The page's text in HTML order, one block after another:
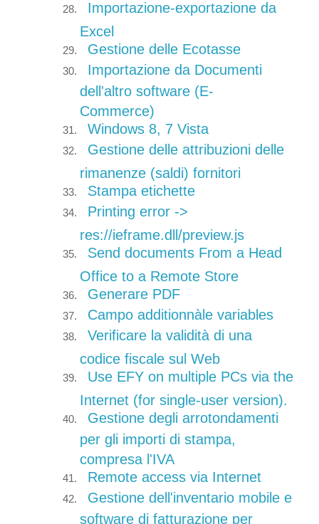
Importazione-exportazione da
Excel
Gestione delle Ecotasse
Importazione da Documenti
dell'altro software (E-
Commerce)
Windows 8, 7 Vista
Gestione delle attribuzioni delle
rimanenze (saldi) fornitori
Stampa etichette
Printing error ->
res://ieframe.dll/preview.js
Send documents From a Head
Office to a Remote Store
Generare PDF
Campo additionnàle variables
Verificare la validità di una
codice fiscale sul Web
Use EFY on multiple PCs via the
Internet (for single-user version).
Gestione degli arrotondamenti
per gli importi di stampa,
compresa l'IVA
Remote access via Internet
Gestione dell'inventario mobile e
software di fatturazione per